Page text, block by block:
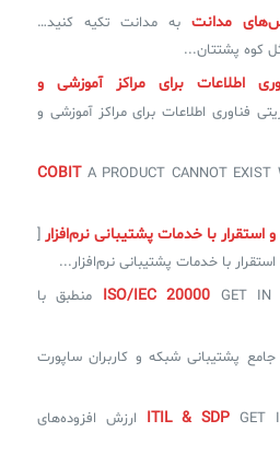
مدانت به مدانت تکیه کنید…
اطلاعات برای مراکز آموزشی و
فناوری اطلاعات برای مراکز آموزشی و
COBIT A PRODUCT CANNOT
با خدمات پشتیبانی نرم‌افزار [
با خدمات پشتیبانی نرم‌افزار...
ISO/IEC 20000 GET IN TOUCH ISO/IEC 20000 منطبق با
پشتیبانی شبکه و کاربران ساپورت
ITIL & SDP GET IN TOUCH ITIL & SDP ارزش افزوده‌های